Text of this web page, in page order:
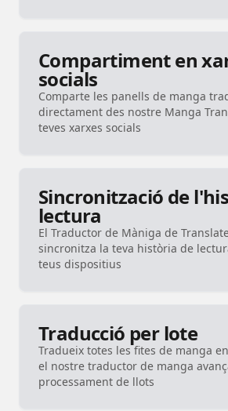
Compartiment en
socials
Comparte les panells de manga
directament des nostre Manga
teves xarxes socials
Sincronització de
lectura
El Traductor de Màniga de
sincronitza la teva història de
teus dispositius
Traducció per lote
Tradueix totes les fites de manga
el nostre traductor de manga
processament de llots